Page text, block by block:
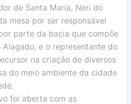
de Santa Maria, Neri do
mesa por ser responsável
parte da bacia que compõe
e o representante do
na criação de diversos
do meio ambiente da cidade
foi aberta com as